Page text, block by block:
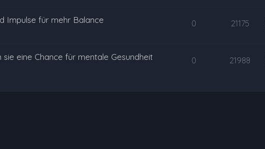
Impulse für mehr Balance 0 21175
eine Chance für mentale Gesundheit
0 21988